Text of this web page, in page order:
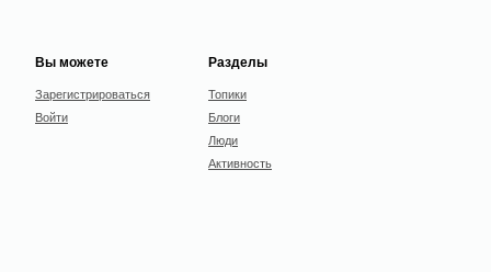
Вы можете
Зарегистрироваться
Войти
Разделы
Топики
Блоги
Люди
Активность